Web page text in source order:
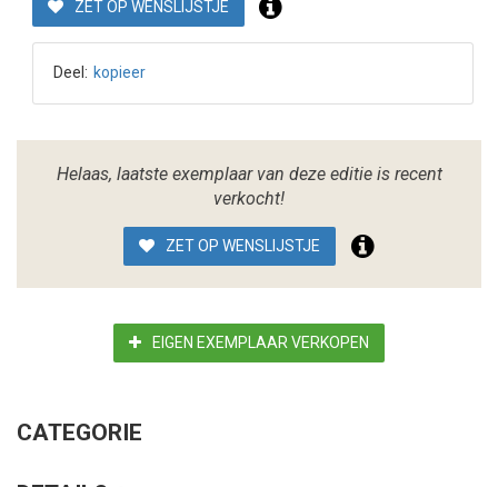
ZET OP WENSLIJSTJE
Deel: kopieer
Helaas, laatste exemplaar van deze editie is recent
verkocht!
ZET OP WENSLIJSTJE
EIGEN EXEMPLAAR VERKOPEN
CATEGORIE